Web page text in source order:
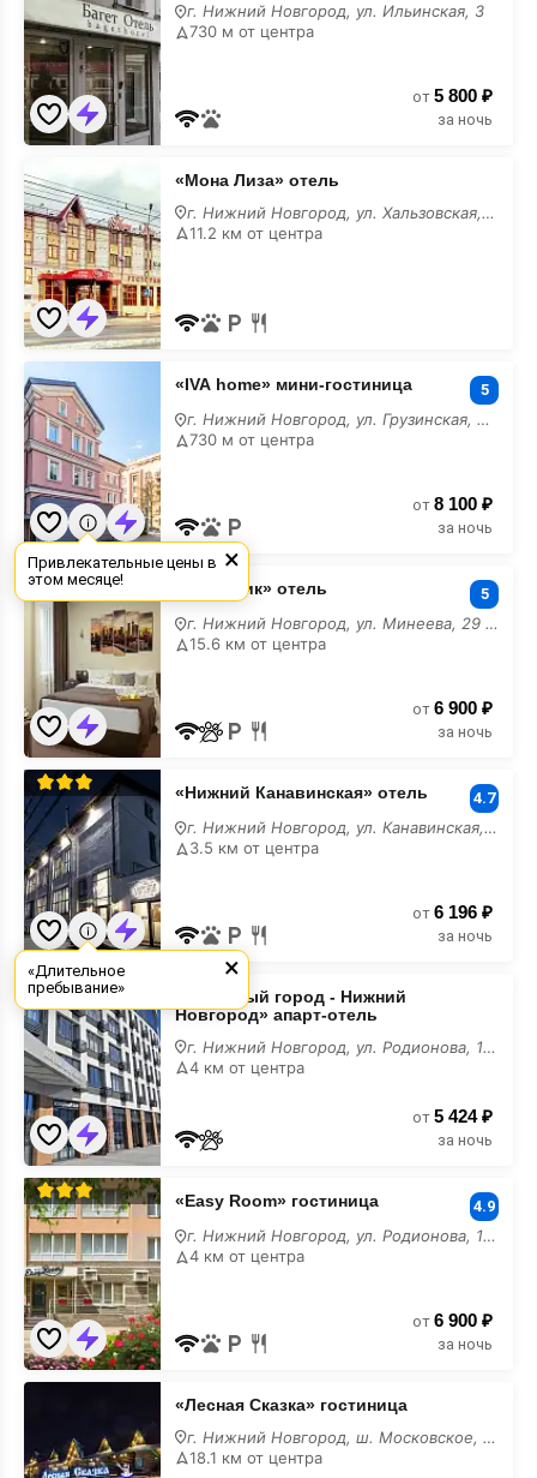
моря
г. Нижний Новгород, ул. Ильинская, 3
730 м от центра
от 5 800 ₽
за ночь
Лиза»
отель
у
моря
«Мона Лиза» отель
г. Нижний Новгород, ул. Хальзовская, 59
11.2 км от центра
«IVA
home»
мини-
гостиница
у
моря
«IVA home» мини-гостиница 5
г. Нижний Новгород, ул. Грузинская, 41Б
730 м от центра
от 8 100 ₽
за ночь
«Атлантик»
«Атлантик» отель 5
г. Нижний Новгород, ул. Минеева, 29 к2
15.6 км от центра
от 6 900 ₽
за ночь
«Нижний
Канавинская»
отель
у
моря
«Нижний Канавинская» отель 4.7
г. Нижний Новгород, ул. Канавинская, 16
3.5 км от центра
от 6 196 ₽
за ночь
«Любимый
город
-
Нижний
Новгород»
апарт-
отель
у
моря
«Любимый город - Нижний
Новгород» апарт-отель
г. Нижний Новгород, ул. Родионова, 136Б
4 км от центра
от 5 424 ₽
за ночь
«Easy
Room»
гостиница
у
моря
«Easy Room» гостиница 4.9
г. Нижний Новгород, ул. Родионова, 165 к9
4 км от центра
от 6 900 ₽
за ночь
«Лесная
моря
«Лесная Сказка» гостиница
г. Нижний Новгород, ш. Московское, 401А
18.1 км от центра
×
Привлекательные цены в
этом месяце!
×
«Длительное
пребывание»